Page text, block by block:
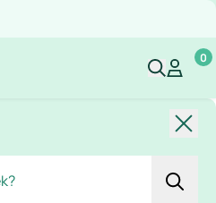
MijnMijn
0